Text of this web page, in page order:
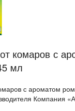
комаров с
мл
с ароматом
Компания